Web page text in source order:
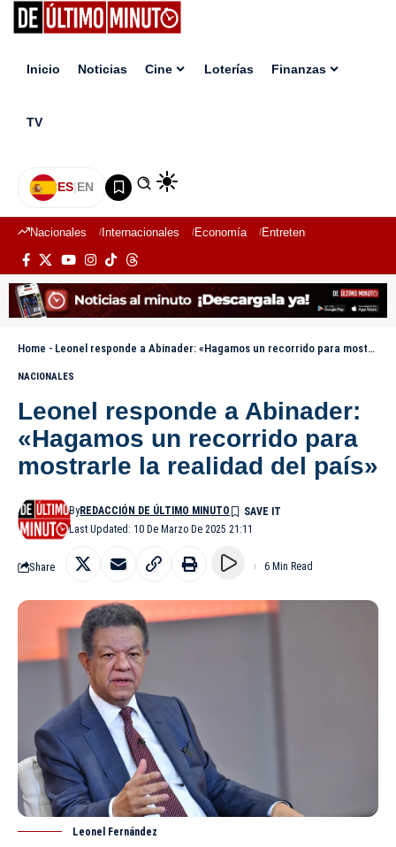
Inicio Noticias Cine Loterías Finanzas
TV
ES|EN
Nacionales Internacionales Economía Entretenimiento
Home - Leonel responde a Abinader: «Hagamos un recorrido para mostrarle la realidad del país»
NACIONALES
Leonel responde a Abinader:
«Hagamos un recorrido para
mostrarle la realidad del país»
Last Updated: 10 De Marzo De 2025 21:11
ByREDACCIÓN DE ÚLTIMO MINUTO
Share 6 Min Read
Leonel Fernández